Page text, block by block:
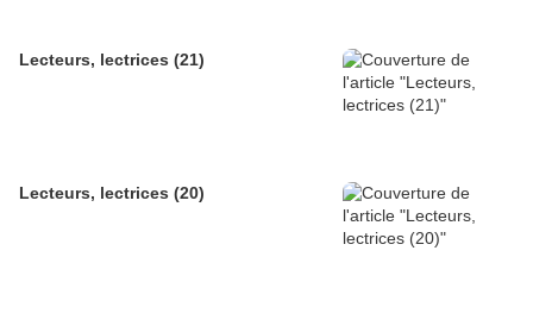
Lecteurs, lectrices (21)
Lecteurs, lectrices (20)